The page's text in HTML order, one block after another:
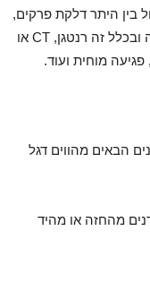
בין היתר דלקת פרקים,
דלקת זיהומית ועוד. באמצעות בדיקות הדמיה ובכלל זה רנטגן, CT או
הבאים מהווים דגל
מהחזה או מהיד